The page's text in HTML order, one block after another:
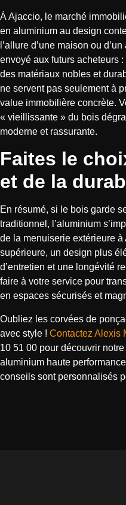
À Ajaccio, le marché
en aluminium au design
l’allure d’une maison ou
envoyé aux futurs acheteurs
des matériaux nobles et
ne servent pas seulement à
value immobilière concrète.
« vieillissante » du bois
moderne et rassurante.
Faites le
et de la
En résumé, si le bois garde
traditionnel, l’aluminium
de la menuiserie extérieure
supérieure, un design plus
d’entretien et une longévité
faire à votre service pour
en espaces sécurisés et
Oubliez les corvées de
avec style ! Contactez Alexis
10 51 00 pour découvrir
aluminium haute
conseils sont personnalisés